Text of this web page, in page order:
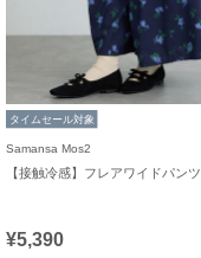
タイムセール対象
Samansa Mos2
【接触冷感】フレアワイドパンツ
¥5,390